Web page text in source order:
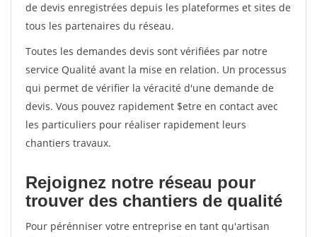
de devis enregistrées depuis les plateformes et sites de
tous les partenaires du réseau.
Toutes les demandes devis sont vérifiées par notre
service Qualité avant la mise en relation. Un processus
qui permet de vérifier la véracité d'une demande de
devis. Vous pouvez rapidement $etre en contact avec
les particuliers pour réaliser rapidement leurs
chantiers travaux.
Rejoignez notre réseau pour
trouver des chantiers de qualité
Pour pérénniser votre entreprise en tant qu'artisan